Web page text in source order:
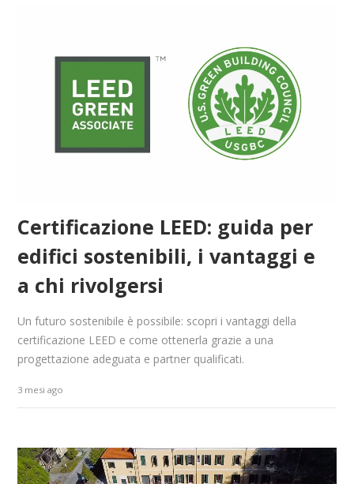
Certificazione LEED: guida per
edifici sostenibili, i vantaggi e
a chi rivolgersi
Un futuro sostenibile è possibile: scopri i vantaggi della
certificazione LEED e come ottenerla grazie a una
progettazione adeguata e partner qualificati.
3 mesi ago